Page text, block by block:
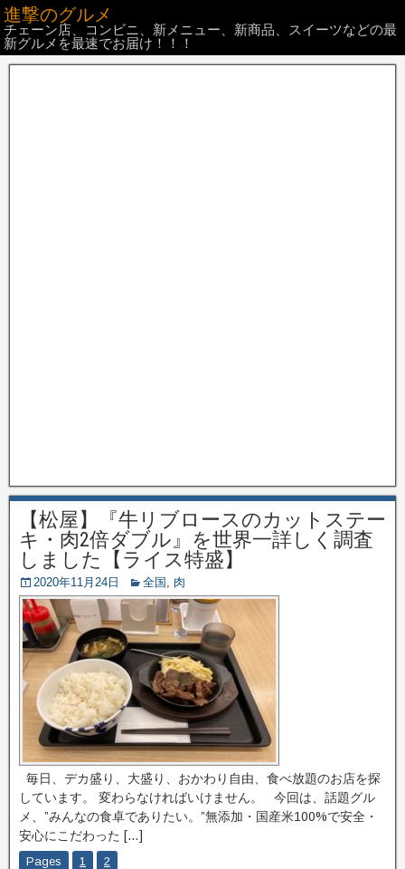
進撃のグルメ
チェーン店、コンビニ、新メニュー、新商品、スイーツなどの最
新グルメを最速でお届け！！！
【松屋】『牛リブロースのカットステー
キ・肉2倍ダブル』を世界一詳しく調査
しました【ライス特盛】
2020年11月24日 全国 , 肉
毎日、デカ盛り、大盛り、おかわり自由、食べ放題のお店を探
しています。 変わらなければいけません。 今回は、話題グル
メ、”みんなの食卓でありたい。”無添加・国産米100%で安全・
安心にこだわった […]
Pages 1 2